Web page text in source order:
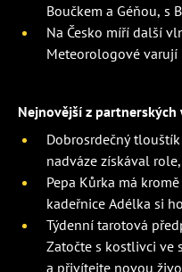
Boučkem a Géňou, s
Na Česko míří další
Meteorologové varují
Nejnovější z partnerských
Dobrosrdečný
nadváze získával
Pepa Kůrka má
kadeřnice Adélka si
Týdenní tarotová
Zatočte s kostlivci ve
a přivítejte novou